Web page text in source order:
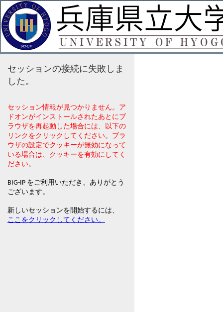
セッションの接続に失敗しま
した。
セッション情報が見つかりません。ア
ドオンがインストールされたあとにブ
ラウザを再起動した場合には、以下の
リンクをクリックしてください。ブラ
ウザの設定でクッキーが無効になって
いる場合は、クッキーを有効にしてく
ださい。
BIG-IP をご利用いただき、ありがとう
ございます。
新しいセッションを開始するには、
ここをクリックしてください。